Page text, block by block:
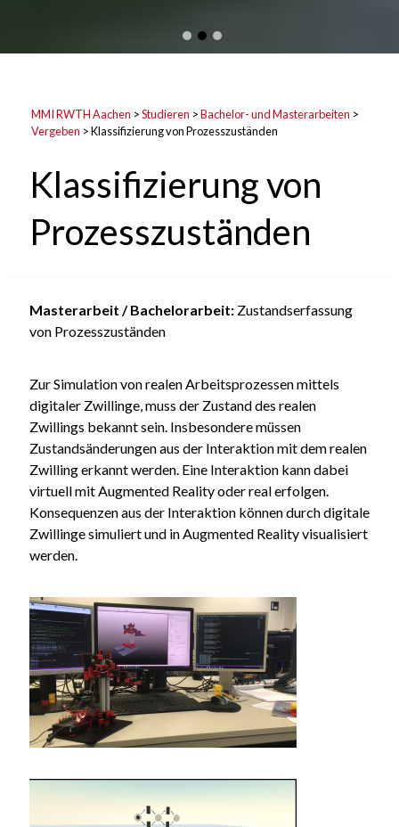
MMI RWTH Aachen >Studieren >Bachelor- und Masterarbeiten >
Vergeben >Klassifizierung von Prozesszuständen
Klassifizierung von
Prozesszuständen
Masterarbeit / Bachelorarbeit: Zustandserfassung
von Prozesszuständen
Zur Simulation von realen Arbeitsprozessen mittels
digitaler Zwillinge, muss der Zustand des realen
Zwillings bekannt sein. Insbesondere müssen
Zustandsänderungen aus der Interaktion mit dem realen
Zwilling erkannt werden. Eine Interaktion kann dabei
virtuell mit Augmented Reality oder real erfolgen.
Konsequenzen aus der Interaktion können durch digitale
Zwillinge simuliert und in Augmented Reality visualisiert
werden.